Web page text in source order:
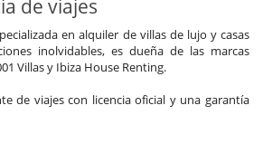
de viajes
en alquiler de villas de lujo y casas
inolvidables, es dueña de las marcas
Villas y Ibiza House Renting.
de viajes con licencia oficial y una garantía